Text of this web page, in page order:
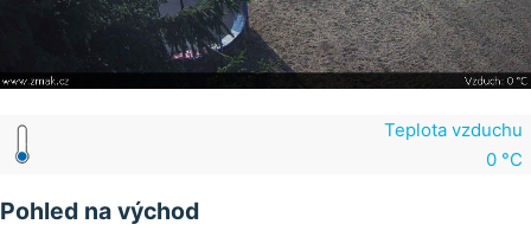
Teplota vzduchu
0 °C
Pohled na východ